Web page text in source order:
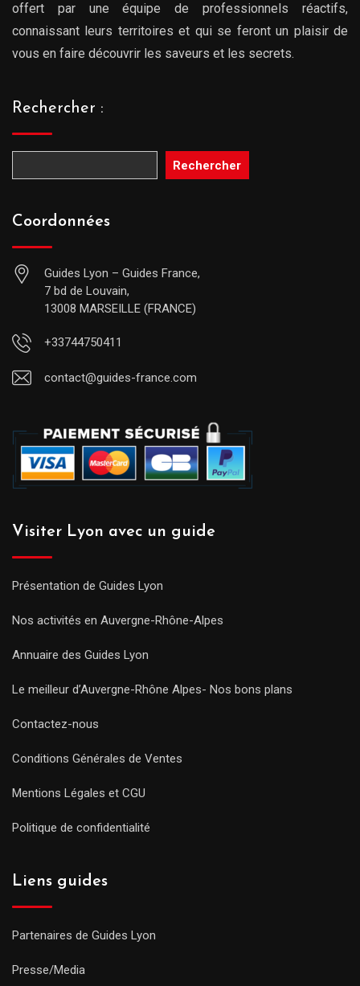
offert par une équipe de professionnels réactifs,
connaissant leurs territoires et qui se feront un plaisir de
vous en faire découvrir les saveurs et les secrets.
Rechercher :
Rechercher
Coordonnées
Guides Lyon – Guides France,
7 bd de Louvain,
13008 MARSEILLE (FRANCE)
+33744750411
contact@guides-france.com
Visiter Lyon avec un guide
Présentation de Guides Lyon
Nos activités en Auvergne-Rhône-Alpes
Annuaire des Guides Lyon
Le meilleur d’Auvergne-Rhône Alpes- Nos bons plans
Contactez-nous
Conditions Générales de Ventes
Mentions Légales et CGU
Politique de confidentialité
Liens guides
Partenaires de Guides Lyon
Presse/Media